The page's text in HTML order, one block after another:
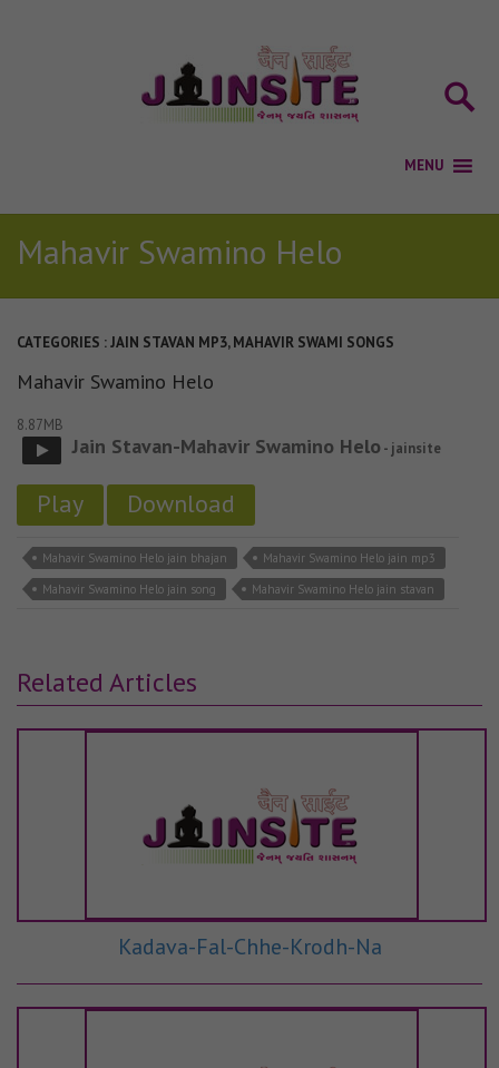
Mahavir Swamino Helo
CATEGORIES :JAIN STAVAN MP3,MAHAVIR SWAMI SONGS
Mahavir Swamino Helo
8.87MB
Jain Stavan-Mahavir Swamino Helo - jainsite
Play Download
Mahavir Swamino Helo jain bhajan
Mahavir Swamino Helo jain mp3
Mahavir Swamino Helo jain song
Mahavir Swamino Helo jain stavan
Related Articles
Kadava-Fal-Chhe-Krodh-Na